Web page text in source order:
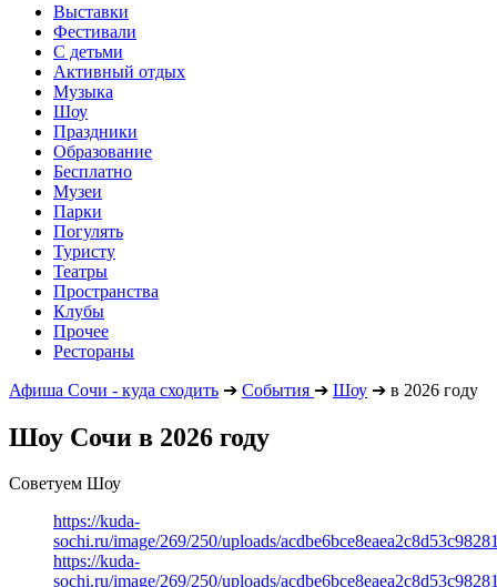
Выставки
Фестивали
С детьми
Активный отдых
Музыка
Шоу
Праздники
Образование
Бесплатно
Музеи
Парки
Погулять
Туристу
Театры
Пространства
Клубы
Прочее
Рестораны
Афиша Сочи - куда сходить ➔ События ➔ Шоу ➔ в 2026 году
Шоу Сочи в 2026 году
Советуем Шоу
https://kuda-
sochi.ru/image/269/250/uploads/
https://kuda-
sochi.ru/image/269/250/uploads/